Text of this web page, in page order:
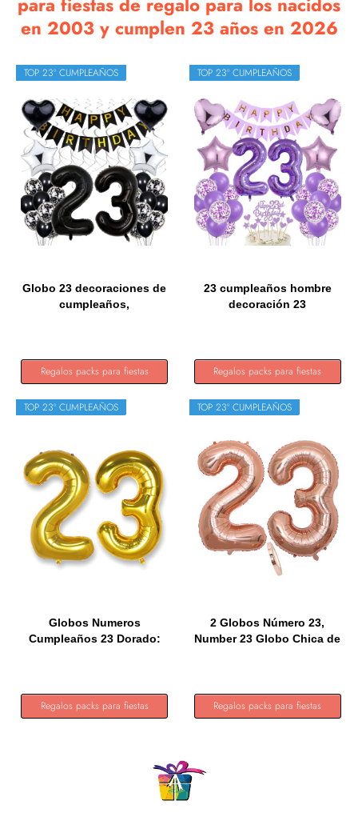
en 2003 y cumplen 23 años en 2026
TOP 23º CUMPLEAÑOS
Globo 23 decoraciones de
cumpleaños,
Regalos packs para fiestas
TOP 23º CUMPLEAÑOS
23 cumpleaños hombre
decoración 23
Regalos packs para fiestas
TOP 23º CUMPLEAÑOS
Globos Numeros
Cumpleaños 23 Dorado:
Regalos packs para fiestas
TOP 23º CUMPLEAÑOS
2 Globos Número 23,
Number 23 Globo Chica de
Regalos packs para fiestas